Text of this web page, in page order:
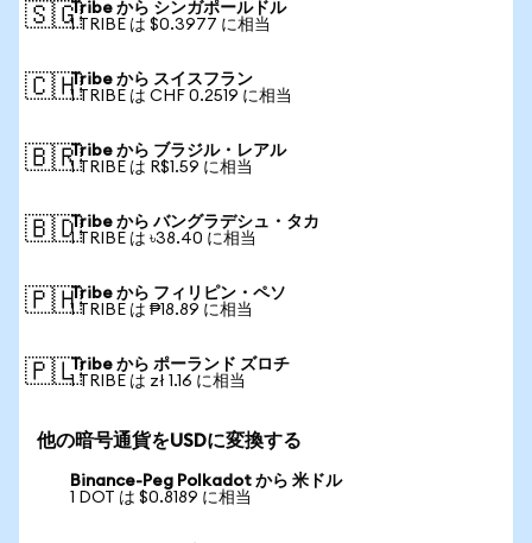
🇸🇬Tribe から シンガポールドル
1 TRIBE は $0.3977 に相当
🇨🇭Tribe から スイスフラン
1 TRIBE は CHF 0.2519 に相当
🇧🇷Tribe から ブラジル・レアル
1 TRIBE は R$1.59 に相当
🇧🇩Tribe から バングラデシュ・タカ
1 TRIBE は ৳38.40 に相当
🇵🇭Tribe から フィリピン・ペソ
1 TRIBE は ₱18.89 に相当
🇵🇱Tribe から ポーランド ズロチ
1 TRIBE は zł 1.16 に相当
他の暗号通貨をUSDに変換する
Binance-Peg Polkadot から 米ドル
1 DOT は $0.8189 に相当